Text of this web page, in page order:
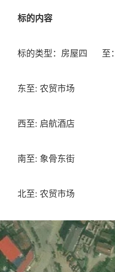
标的内容
标的类型：房屋四 至：
东至: 农贸市场
西至: 启航酒店
南至: 象骨东街
北至: 农贸市场